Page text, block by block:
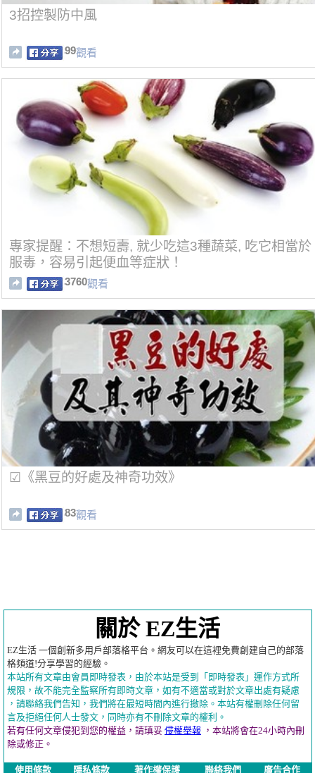
3招控製防中風
99觀看
專家提醒：不想短壽, 就少吃這3種蔬菜, 吃它相當於
服毒，容易引起便血等症狀！
3760觀看
☑《黑豆的好處及神奇功效》
83觀看
關於 EZ生活
EZ生活 一個創新多用戶部落格平台。網友可以在這裡免費創建自己的部落
格頻道!分享學習的經驗。
本站所有文章由會員即時發表，由於本站是受到「即時發表」運作方式所
規限，故不能完全監察所有即時文章，如有不適當或對於文章出處有疑慮
，請聯絡我們告知，我們將在最短時間內進行撤除。本站有權刪除任何留
言及拒絕任何人士發文，同時亦有不刪除文章的權利。
若有任何文章侵犯到您的權益，請瑱妥 侵權舉報 ，本站將會在24小時內刪
除或修正。
使用條款 隱私條款 著作權保護 聯絡我們 廣告合作